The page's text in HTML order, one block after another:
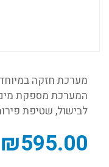
מערכת חזקה במיוחד בעלת 4 שלבי
המערכת מספקת מים
לבישול, שטיפת
₪595.00